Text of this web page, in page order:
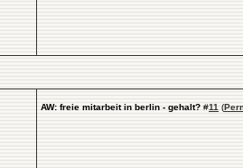
AW: freie mitarbeit in berlin - gehalt? #11 (